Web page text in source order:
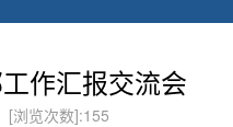
作汇报交流会
[浏览次数]:155